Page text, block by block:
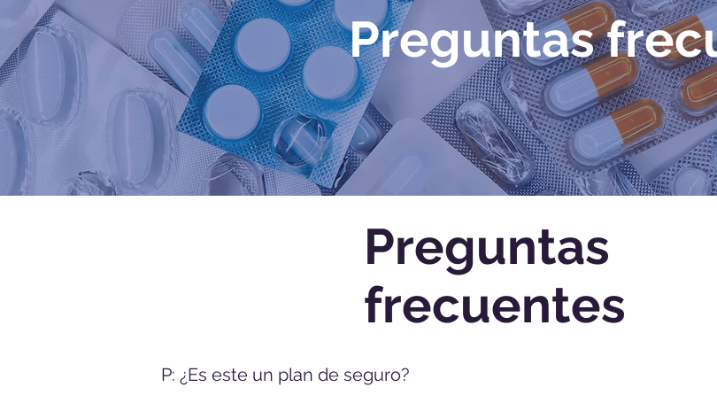
Preguntas
Preguntas
frecuentes
​P: ¿Es este un plan de seguro?